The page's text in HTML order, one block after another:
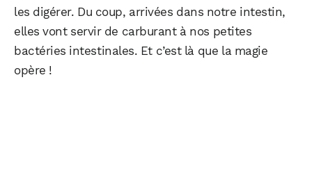
les digérer. Du coup, arrivées dans notre intestin,
elles vont servir de carburant à nos petites
bactéries intestinales. Et c’est là que la magie
opère !